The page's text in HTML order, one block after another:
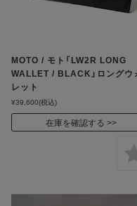
MOTO / モト「LW2R LONG
WALLET / BLACK」ロングウ
レット
¥39,600(税込)
在庫を確認する